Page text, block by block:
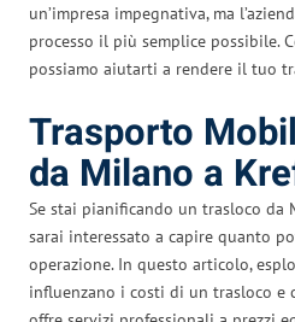
un’impresa impegnativa, ma
processo il più semplice possibile.
possiamo aiutarti a rendere il tuo
Trasporto
da Milano a
Se stai pianificando un trasloco da
sarai interessato a capire quanto
operazione. In questo articolo,
influenzano i costi di un trasloco e